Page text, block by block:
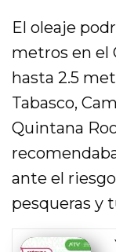
El oleaje
metros en el
hasta 2.5
Tabasco,
Quintana
ante el
pesqueras y